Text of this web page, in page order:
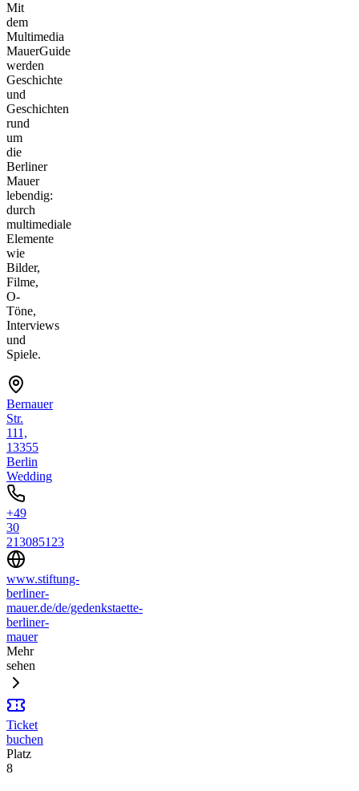
Mit
dem
Multimedia
MauerGuide
werden
Geschichte
und
Geschichten
rund
um
die
Berliner
Mauer
lebendig:
durch
multimediale
Elemente
wie
Bilder,
Filme,
O-
Töne,
Interviews
und
Spiele.
Bernauer
Str.
111,
13355
Berlin
Wedding
+49
30
213085123
www.stiftung-
berliner-
mauer.de/de/gedenkstaette-
berliner-
mauer
Mehr
sehen
Ticket
buchen
Platz
8